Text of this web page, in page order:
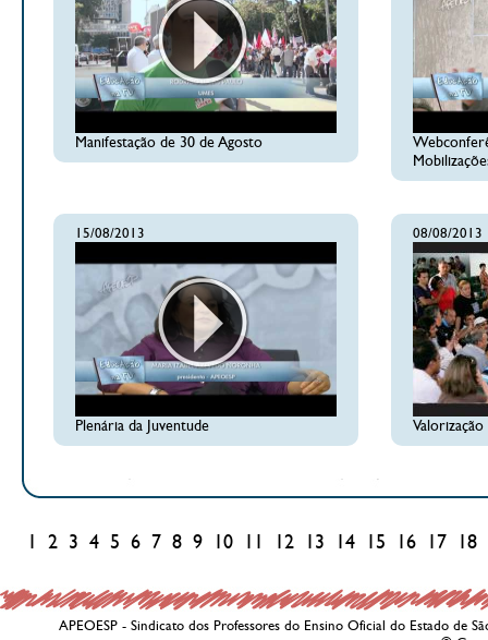
Manifestação de 30 de Agosto
15/08/2013
Plenária da Juventude
08/08/2013
2 3 4 5 6 7 8 9 10 12 13 14 15 16 17 18
APEOESP - Sindicato dos Professores do Ensino Oficial do Estado de